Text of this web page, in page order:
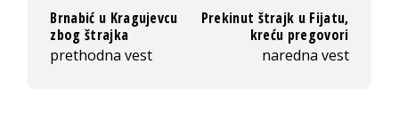
Brnabić u Kragujevcu
zbog štrajka
prethodna vest
Prekinut štrajk u Fijatu,
kreću pregovori
naredna vest